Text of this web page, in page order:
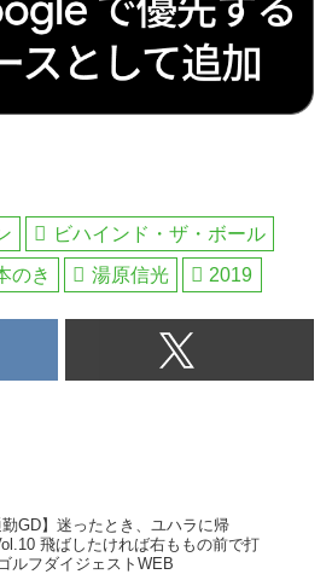
ビハインド・ザ・ボール
のき 湯原信光 2019
勤GD】迷ったとき、ユハラに帰
れば右ももの前で打
! ゴルフダイジェストWEB